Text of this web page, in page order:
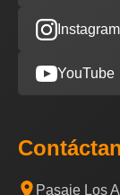
Instagram
YouTube
Pasaje Los